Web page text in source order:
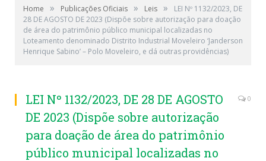
Home » Publicações Oficiais » Leis »
LEI Nº 1132/2023, DE
28 DE AGOSTO DE 2023 (Dispõe sobre autorização para doação
de área do patrimônio público municipal localizadas no
Loteamento denominado Distrito Industrial Moveleiro ‘Janderson
Henrique Sabino’ – Polo Moveleiro, e dá outras providências)
LEI Nº 1132/2023, DE 28 DE AGOSTO
DE 2023 (Dispõe sobre autorização
para doação de área do patrimônio
público municipal localizadas no
0